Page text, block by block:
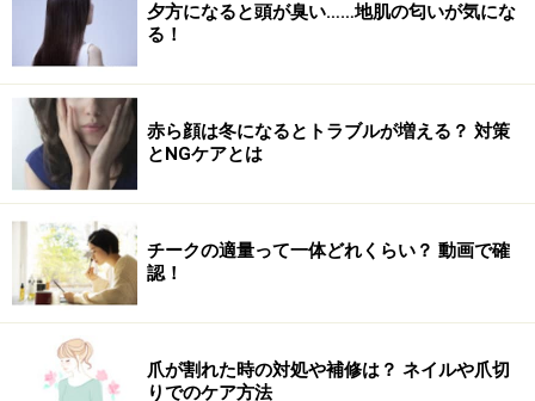
夕方になると頭が臭い……地肌の匂いが気にな
る！
赤ら顔は冬になるとトラブルが増える？ 対策
とNGケアとは
チークの適量って一体どれくらい？ 動画で確
認！
爪が割れた時の対処や補修は？ ネイルや爪切
りでのケア方法